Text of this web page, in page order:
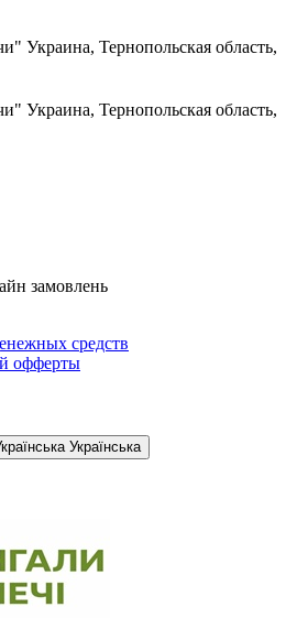
Украина, Тернопольская область,
Украина, Тернопольская область,
замовлень
средств
офферты
Українська